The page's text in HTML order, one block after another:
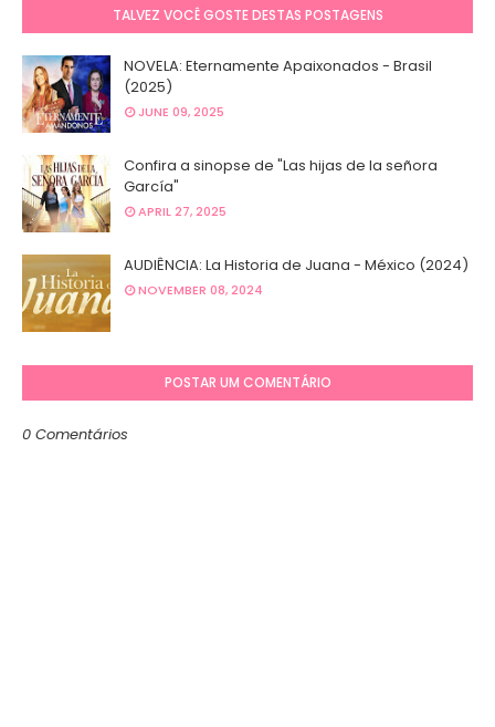
TALVEZ VOCÊ GOSTE DESTAS POSTAGENS
NOVELA: Eternamente Apaixonados - Brasil
(2025)
JUNE 09, 2025
Confira a sinopse de "Las hijas de la señora
García"
APRIL 27, 2025
AUDIÊNCIA: La Historia de Juana - México (2024)
NOVEMBER 08, 2024
POSTAR UM COMENTÁRIO
0 Comentários